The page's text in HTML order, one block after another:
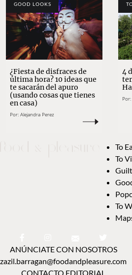
GOOD LOOKS
¿Fiesta de disfraces de
última hora? 10 ideas que
te sacarán del apuro
(usando cosas que tienes
en casa)
Por: Alejandra Perez
4
Por:
To
To
To
ANÚNCIATE CON NOSOTROS
zazil.barragan@foodandpleasure.com
CONTACTO EDITORIAL